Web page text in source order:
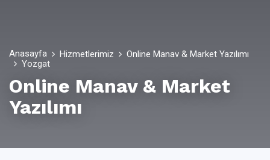
Anasayfa Hizmetlerimiz
Online Manav & Market Yazılımı
Yozgat
Online Manav & Market
Yazılımı